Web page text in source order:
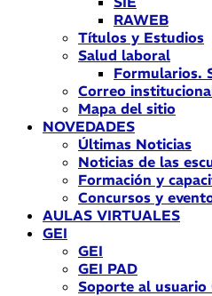
RAWEB
Títulos y Estudios
Salud laboral
Formularios.
Correo
Mapa del sitio
NOVEDADES
Últimas Noticias
Noticias de las
Formación y
Concursos y
AULAS VIRTUALES
GEI
GEI
GEI PAD
Soporte al usuario